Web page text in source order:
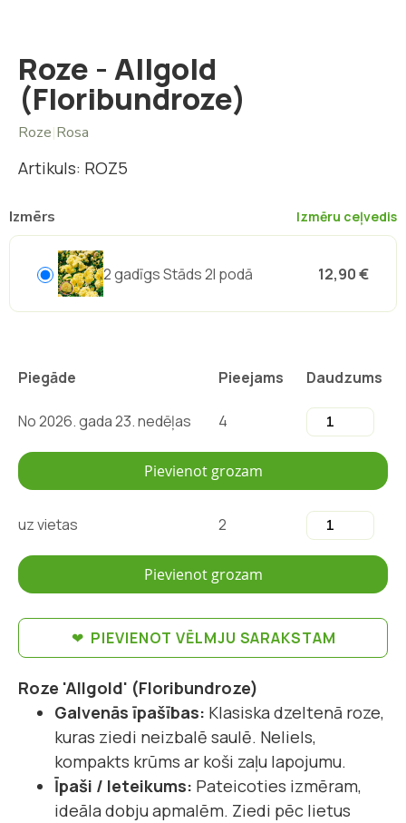
Roze - Allgold
(Floribundroze)
Roze|Rosa
Artikuls: ROZ5
Izmērs Izmēru ceļvedis
2 gadīgs Stāds 2l podā 12,90 €
Piegāde Pieejams Daudzums
No 2026. gada 23. nedēļas 4
Pievienot grozam
uz vietas 2
Pievienot grozam
PIEVIENOT VĒLMJU SARAKSTAM
Roze 'Allgold' (Floribundroze)
Galvenās īpašības: Klasiska dzeltenā roze,
kuras ziedi neizbalē saulē. Neliels,
kompakts krūms ar koši zaļu lapojumu.
Īpaši / Ieteikums: Pateicoties izmēram,
ideāla dobju apmalēm. Ziedi pēc lietus